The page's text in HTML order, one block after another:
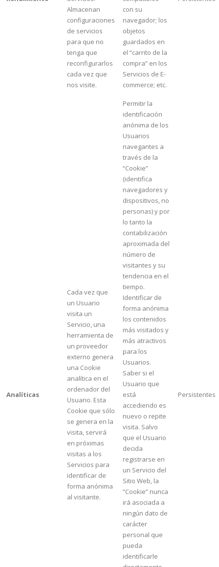
Almacenan
configuraciones
de servicios
para que no
tenga que
reconfigurarlos
cada vez que
nos visite.
con su
navegador; los
objetos
guardados en
el “carrito de la
compra” en los
Servicios de E-
commerce; etc.
Analíticas
Cada vez que
un Usuario
visita un
Servicio, una
herramienta de
un proveedor
externo genera
una Cookie
analítica en el
ordenador del
Usuario. Esta
Cookie que sólo
se genera en la
visita, servirá
en próximas
visitas a los
Servicios para
identificar de
forma anónima
al visitante.
Permitir la
identificación
anónima de los
Usuarios
navegantes a
través de la
“Cookie”
(identifica
navegadores y
dispositivos, no
personas) y por
lo tanto la
contabilización
aproximada del
número de
visitantes y su
tendencia en el
tiempo.
Identificar de
forma anónima
los contenidos
más visitados y
más atractivos
para los
Usuarios.
Saber si el
Usuario que
está
accediendo es
nuevo o repite
visita. Salvo
que el Usuario
decida
registrarse en
un Servicio del
Sitio Web, la
“Cookie” nunca
irá asociada a
ningún dato de
carácter
personal que
pueda
identificarle
Persistentes